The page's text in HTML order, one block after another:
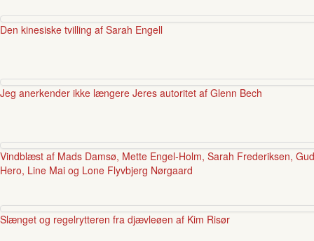
Den kinesiske tvilling af Sarah Engell
Jeg anerkender ikke længere Jeres autoritet af Glenn Bech
Vindblæst af Mads Damsø, Mette Engel-Holm, Sarah Frederiksen,
Hero, Line Mai og Lone Flyvbjerg Nørgaard
Slænget og regelrytteren fra djævleøen af Kim Risør